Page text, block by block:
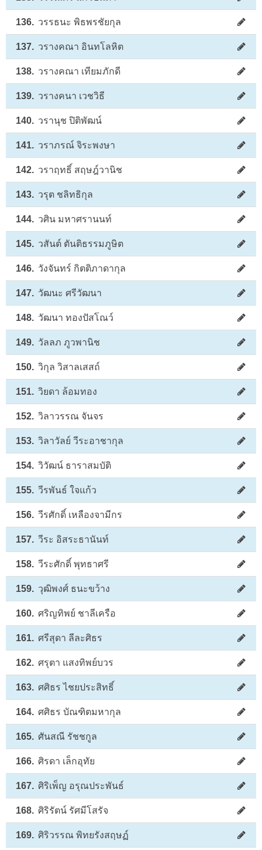
136. วรรธนะ พิธพรชัยกุล
137. วรางคณา อินทโลหิต
138. วรางคณา เทียมภักดี
139. วรางคนา เวชวิธี
140. วรานุช ปิติพัฒน์
141. วราภรณ์ จิระพงษา
142. วราฤทธิ์ สฤษฎ์วานิช
143. วรุต ชลิทธิกุล
144. วศิน มหาศรานนท์
145. วสันต์ ตันติธรรมภูษิต
146. วังจันทร์ กิตติภาดากุล
147. วัฒนะ ศรีวัฒนา
148. วัฒนา ทองปัสโณว์
149. วัลลภ ภูวพานิช
150. วิกุล วิสาลเสสถ์
151. วิยดา ล้อมทอง
152. วิลาวรรณ จันจร
153. วิลาวัลย์ วีระอาชากุล
154. วิวัฒน์ ธาราสมบัติ
155. วีรพันธ์ ใจแก้ว
156. วีรศักดิ์ เหลืองจามีกร
157. วีระ อิสระธานันท์
158. วีระศักดิ์ พุทธาศรี
159. วุฒิพงศ์ ธนะขว้าง
160. ศริญทิพย์ ชาลีเครือ
161. ศรีสุดา ลีละศิธร
162. ศรุตา แสงทิพย์บวร
163. ศศิธร ไชยประสิทธิ์
164. ศศิธร บัณฑิตมหากุล
165. ศันสณี รัชชกูล
166. ศิรดา เล็กอุทัย
167. ศิริเพ็ญ อรุณประพันธ์
168. ศิริรัตน์ รัศมีโสรัจ
169. ศิริวรรณ พิทยรังสฤษฏ์